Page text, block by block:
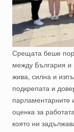
Срещата беше
между България и
жива, силна и
подкрепата и
парламентарните
оценка за
която ни